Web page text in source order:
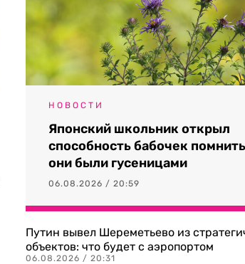
НОВОСТИ
Японский школьник открыл
способность бабочек
они были гусеницами
06.08.2026 / 20:59
Путин вывел Шереметьево из
объектов: что будет с аэропортом
06.08.2026 / 20:31